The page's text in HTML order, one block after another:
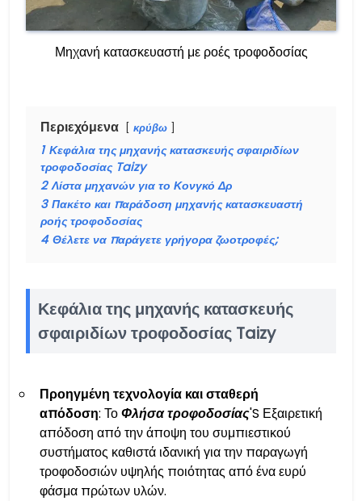
Μηχανή κατασκευαστή με ροές τροφοδοσίας
Περιεχόμενα κρύβω
1 Κεφάλια της μηχανής κατασκευής σφαιριδίων
τροφοδοσίας Taizy
2 Λίστα μηχανών για το Κονγκό Δρ
3 Πακέτο και παράδοση μηχανής κατασκευαστή
ροής τροφοδοσίας
4 Θέλετε να παράγετε γρήγορα ζωοτροφές;
Κεφάλια της μηχανής κατασκευής
σφαιριδίων τροφοδοσίας Taizy
Προηγμένη τεχνολογία και σταθερή
απόδοση: ΤοΦλήσα τροφοδοσίας'S Εξαιρετική
απόδοση από την άποψη του συμπιεστικού
συστήματος καθιστά ιδανική για την παραγωγή
τροφοδοσιών υψηλής ποιότητας από ένα ευρύ
φάσμα πρώτων υλών.